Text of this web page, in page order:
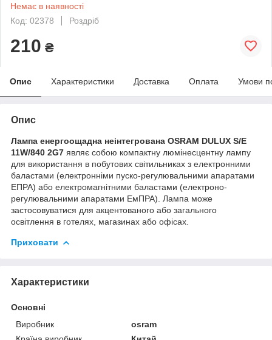
Немає в наявності
Код: 02378
Роздріб
210 ₴
Опис Характеристики Доставка Оплата Умови
Опис
Лампа енергоощадна неінтегрована OSRAM DULUX S/E
11W/840 2G7 являє собою компактну люмінесцентну лампу
для використання в побутових світильниках з електронними
баластами (електронніми пуско-регулювальними апаратами
ЕПРА) або електромагнітними баластами (електроно-
регулювальними апаратами ЕмПРА). Лампа може
застосовуватися для акцентованого або загального
освітлення в готелях, магазинах або офісах.
Приховати
Характеристики
Основні
Виробник
osram